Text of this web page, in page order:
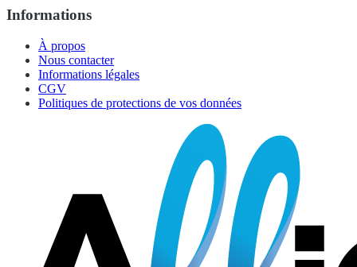
Informations
À propos
Nous contacter
Informations légales
CGV
Politiques de protections de vos données